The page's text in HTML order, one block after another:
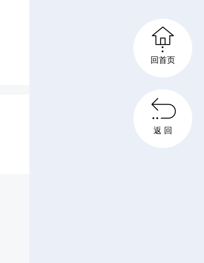

回首页

返 回